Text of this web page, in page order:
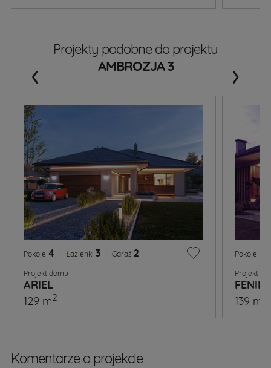
Projekty podobne do projektu
AMBROZJA 3
Pokoje 4 Łazienki 3 Garaż 2
Projekt domu
ARIEL
129 m2
Pokoje 4
Projekt
139 m
‹ ›
Komentarze o projekcie